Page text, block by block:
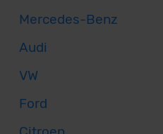
Mercedes-Benz
Audi
VW
Ford